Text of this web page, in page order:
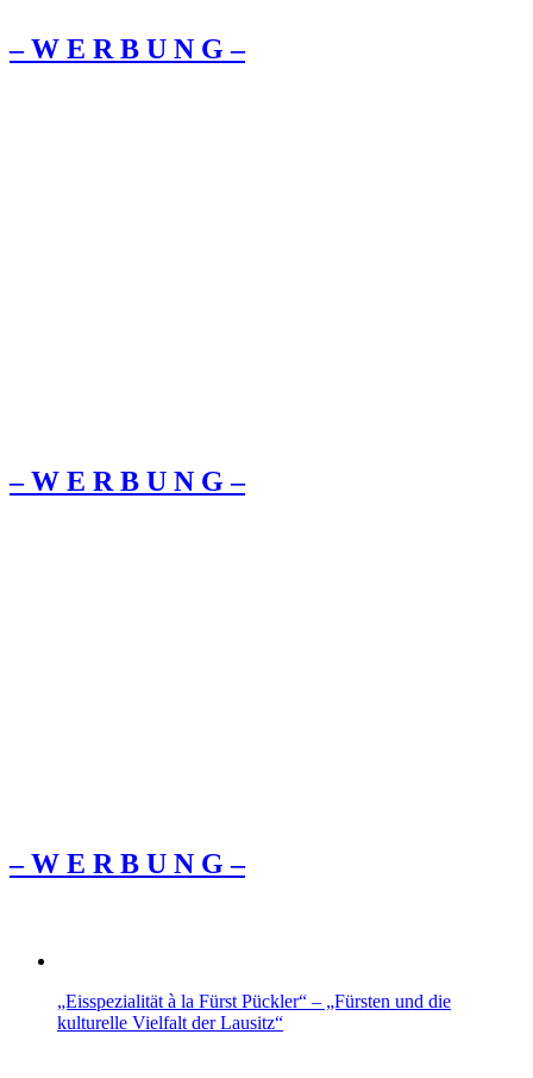
– W Ε R Β U Ν G –
– W Ε R Β U Ν G –
– W Ε R Β U Ν G –
„Eisspezialität à la Fürst Pückler“ – „Fürsten und die
kulturelle Vielfalt der Lausitz“